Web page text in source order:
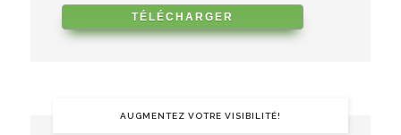
AUGMENTEZ VOTRE VISIBILITÉ!